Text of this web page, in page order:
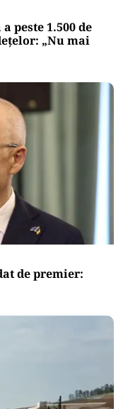
peste 1.500 de
„Nu mai
de premier: